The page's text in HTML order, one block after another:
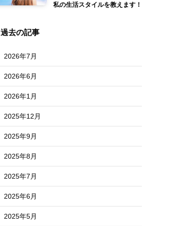
私の生活スタイルを教えます！
過去の記事
2026年7月
2026年6月
2026年1月
2025年12月
2025年9月
2025年8月
2025年7月
2025年6月
2025年5月